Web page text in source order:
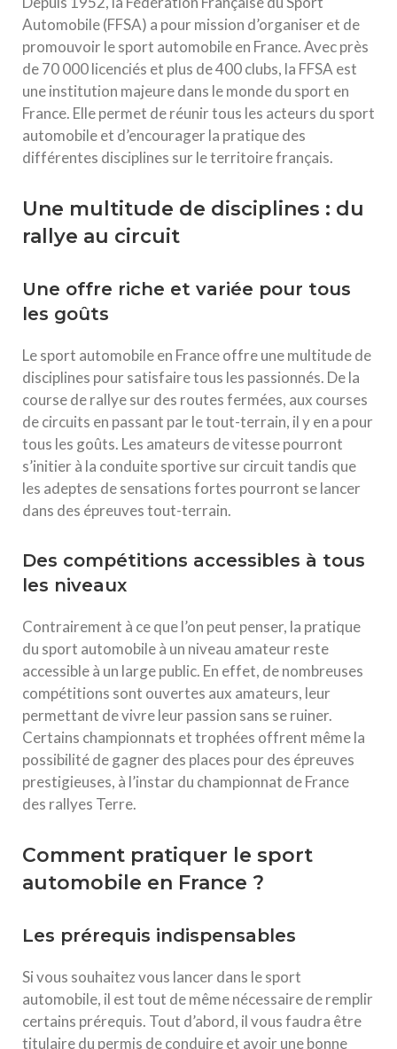
Automobile (FFSA) a pour mission d’organiser et de
promouvoir le sport automobile en France. Avec près
de 70 000 licenciés et plus de 400 clubs, la FFSA est
une institution majeure dans le monde du sport en
France. Elle permet de réunir tous les acteurs du sport
automobile et d’encourager la pratique des
différentes disciplines sur le territoire français.
Une multitude de disciplines : du
rallye au circuit
Une offre riche et variée pour tous
les goûts
Le sport automobile en France offre une multitude de
disciplines pour satisfaire tous les passionnés. De la
course de rallye sur des routes fermées, aux courses
de circuits en passant par le tout-terrain, il y en a pour
tous les goûts. Les amateurs de vitesse pourront
s’initier à la conduite sportive sur circuit tandis que
les adeptes de sensations fortes pourront se lancer
dans des épreuves tout-terrain.
Des compétitions accessibles à tous
les niveaux
Contrairement à ce que l’on peut penser, la pratique
du sport automobile à un niveau amateur reste
accessible à un large public. En effet, de nombreuses
compétitions sont ouvertes aux amateurs, leur
permettant de vivre leur passion sans se ruiner.
Certains championnats et trophées offrent même la
possibilité de gagner des places pour des épreuves
prestigieuses, à l’instar du championnat de France
des rallyes Terre.
Comment pratiquer le sport
automobile en France ?
Les prérequis indispensables
Si vous souhaitez vous lancer dans le sport
automobile, il est tout de même nécessaire de remplir
certains prérequis. Tout d’abord, il vous faudra être
titulaire du permis de conduire et avoir une bonne